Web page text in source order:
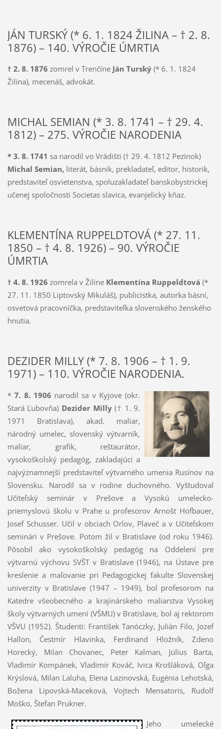
JÁN TURSKÝ (* 6. 1. 1824 ŽILINA – † 2. 8.
1876) – 140. VÝROČIE ÚMRTIA
† 2. 8. 1876 zomrel v Trenčíne Ján Turský(* 6. 1. 1824
Žilina), mecenáš, advokát.
MICHAL SEMIAN (* 3. 8. 1741 – † 29. 4.
1812) – 275. VÝROČIE NARODENIA
* 3. 8. 1741 sa narodil vo Vrádišti († 29. 4. 1812 Pezinok)
Michal Semian, literát, básnik, prekladateľ, editor, historik,
predstaviteľ osvietenstva, spoluzakladateľ banskobystrickej
učenej spoločnosti Societas slavica, evanjelický kňaz.
KLEMENTÍNA RUPPELDTOVÁ (* 27. 11.
1850 – † 4. 8. 1926) – 90. VÝROČIE
ÚMRTIA
† 4. 8. 1926 zomrela v Žiline Klementína Ruppeldtová (*
27. 11. 1850 Liptovský Mikuláš), publicistka, autorka básní,
osvetová pracovníčka, predstaviteľka slovenského ženského
hnutia.
DEZIDER MILLY (* 7. 8. 1906 – † 1. 9.
1971) – 110. VÝROČIE NARODENIA.
*7. 8. 1906 narodil sa v Kyjove (okr.
Stará Ľubovňa) Dezider Milly(† 1. 9.
1971 Bratislava), akad. maliar,
národný umelec, slovenský výtvarník,
maliar, grafik, reštaurátor,
vysokoškolský pedagóg, zakladajúci a
najvýznamnejší pred­staviteľ výtvarného umenia Rusínov na
Slo­vensku. Narodil sa v rodine duchovného. Vyštudoval
Učiteľský seminár v Prešove a Vysokú umelecko-
priemyslovú školu v Prahe u profesorov Arnošt Hofbauer,
Josef Schusser. Učil v obciach Orlov, Plaveč a v Učiteľskom
seminári v Prešove. Potom žil v Bratislave (od roku 1946).
Pôsobil ako vysokoškolský pedagóg na Oddelení pre
výtvarnú výchovu SVŠT v Bratislave (1946), na Ústave pre
kreslenie a maľovanie pri Pedagogickej fakulte Slovenskej
univerzity v Bratislave (1947 – 1949), bol profesorom na
Katedre všeobecného a krajinárskeho maliarstva Vysokej
školy výtvarných umení (VŠMU) v Bratislave, bol aj rektorom
VŠVU (1952). Študenti: František Tanóczky, Julián Filo, Jozef
Hallon, Čestmír Hlavinka, Ferdinand Hložník, Zdeno
Horecký, Milan Chovanec, Peter Kalman, Július Barta,
Vladimír Kompánek, Vladimír Kováč, Ivica Krošláková, Oľga
Krýslová, Milan Laluha, Elena Lazinovská, Eugénia Lehotská,
Božena Lipovská-Maceková, Vojtech Mensatoris, Rudolf
Moško, Štefan Prukner.
Jeho umelecké